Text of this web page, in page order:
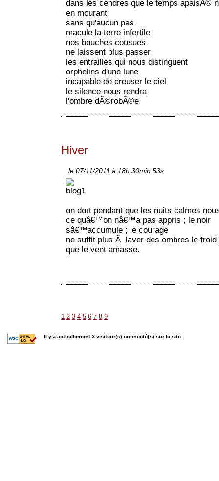
dans les cendres que le temps apaisÃ©
en mourant
sans qu'aucun pas
macule la terre infertile
nos bouches cousues
ne laissent plus passer
les entrailles qui nous distinguent
orphelins d'une lune
incapable de creuser le ciel
le silence nous rendra
l'ombre dÃ©robÃ©e
Hiver
le 07/11/2011 à 18h 30min 53s
on dort pendant que les nuits calmes
ce quâ€™on nâ€™a pas appris ; le noir
sâ€™accumule ; le courage
ne suffit plus Ã laver des ombres le froid
que le vent amasse.
1 2 3 4 5 6 7 8 9
Il y a actuellement 3 visiteur(s) connecté(s) sur le site